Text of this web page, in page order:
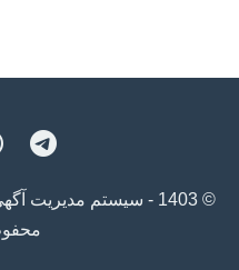
© 1403 - سیستم